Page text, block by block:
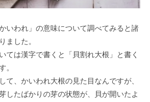
いわれ」の意味について調べてみると諸
ました。
ては漢字で書くと「貝割れ大根」と書く
。
て、かいわれ大根の見た目なんですが、
したばかりの芽の状態が、貝が開いたよ